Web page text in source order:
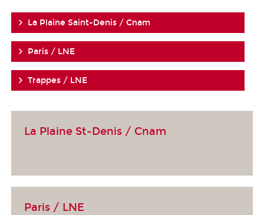
La Plaine Saint-Denis / Cnam
Paris / LNE
Trappes / LNE
La Plaine St-Denis / Cnam
Paris / LNE